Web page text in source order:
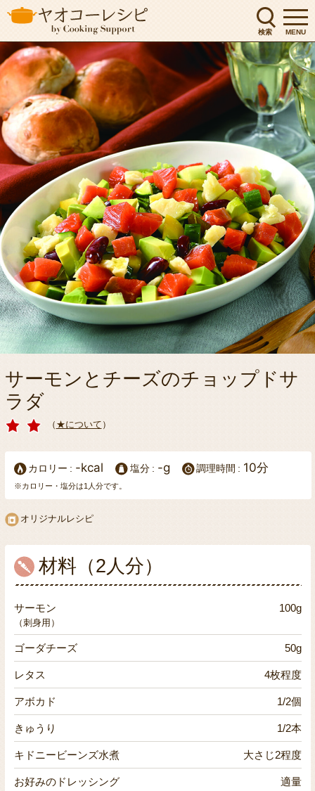
検索 MENU
サーモンとチーズのチョップドサ
ラダ
（ ★について ）
カロリー -kcal 塩分 -g 調理時間 10分
※カロリー・塩分は1人分です。
オリジナルレシピ
材料（2人分）
サーモン 100g
（刺身用）
ゴーダチーズ 50g
レタス 4枚程度
アボカド 1/2個
きゅうり 1/2本
キドニービーンズ水煮 大さじ2程度
お好みのドレッシング 適量